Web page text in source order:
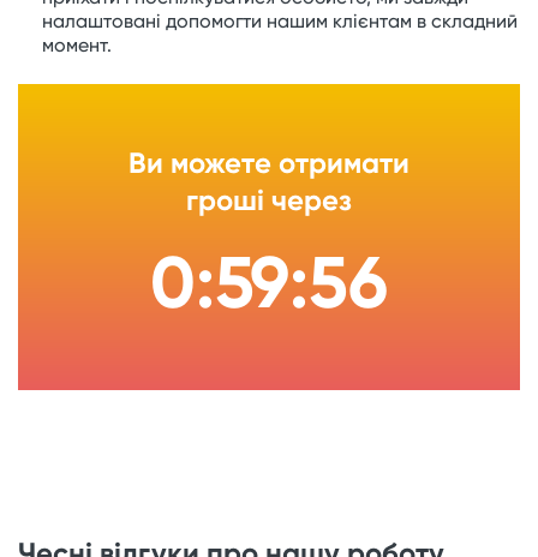
Ви можете отримати
гроші через
0:59:55
налаштовані допомогти нашим клієнтам в складний
момент.